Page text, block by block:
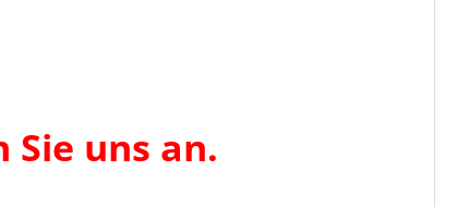
uns an.